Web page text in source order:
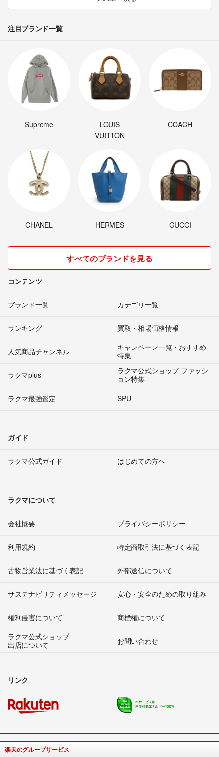
注目ブランド一覧
Supreme
LOUIS
VUITTON
COACH
CHANEL HERMES GUCCI
すべてのブランドを見る
コンテンツ
ブランド一覧 カテゴリ一覧
ランキング 買取・相場価格情報
人気商品チャンネル
キャンペーン一覧・おすすめ
特集
ラクマplus
ラクマ公式ショップ ファッシ
ョン特集
ラクマ最強鑑定
SPU
ガイド
ラクマ公式ガイド はじめての方へ
ラクマについて
会社概要 プライバシーポリシー
利用規約 特定商取引法に基づく表記
古物営業法に基づく表記 外部送信について
サステナビリティメッセージ 安心・安全のための取り組み
権利侵害について
商標権について
ラクマ公式ショップ
出店について
お問い合わせ
リンク
楽天のグループサービス